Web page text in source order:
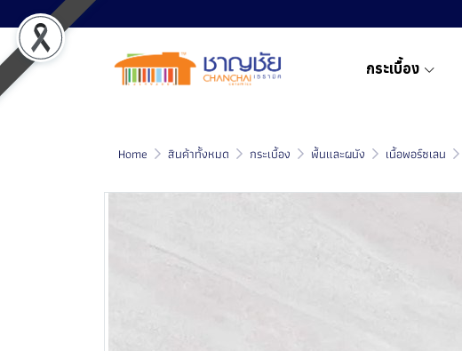
กระเบื้อง
Home สินค้าทั้งหมด กระเบื้อง พื้นและผนัง เนื้อพอร์ซเลน